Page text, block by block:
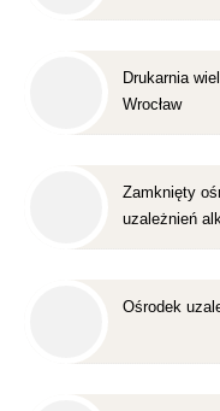
Drukarnia
Wrocław
Zamknięty
uzależnień
Ośrodek